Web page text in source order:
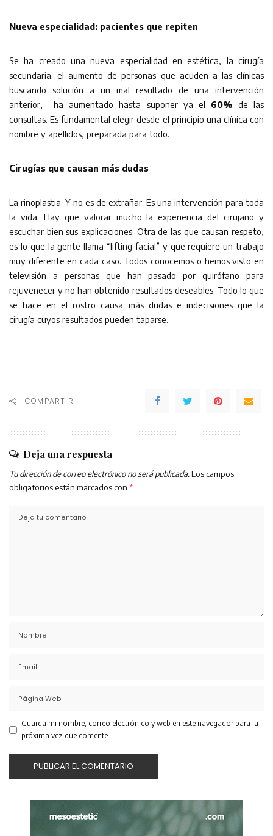
Nueva especialidad: pacientes que repiten
Se ha creado una nueva especialidad en estética, la cirugía
secundaria: el aumento de personas que acuden a las clínicas
buscando solución a un mal resultado de una intervención
anterior, ha aumentado hasta suponer ya el 60% de las
consultas. Es fundamental elegir desde el principio una clínica con
nombre y apellidos, preparada para todo.
Cirugías que causan más dudas
La rinoplastia. Y no es de extrañar. Es una intervención para toda
la vida. Hay que valorar mucho la experiencia del cirujano y
escuchar bien sus explicaciones. Otra de las que causan respeto,
es lo que la gente llama “lifting facial” y que requiere un trabajo
muy diferente en cada caso. Todos conocemos o hemos visto en
televisión a personas que han pasado por quirófano para
rejuvenecer y no han obtenido resultados deseables. Todo lo que
se hace en el rostro causa más dudas e indecisiones que la
cirugía cuyos resultados pueden taparse.
COMPARTIR
Deja una respuesta
Tu dirección de correo electrónico no será publicada. Los campos
obligatorios están marcados con *
Guarda mi nombre, correo electrónico y web en este navegador para la
próxima vez que comente.